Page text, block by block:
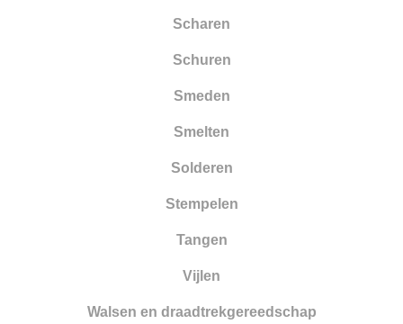
Scharen
Schuren
Smeden
Smelten
Solderen
Stempelen
Tangen
Vijlen
Walsen en draadtrekgereedschap